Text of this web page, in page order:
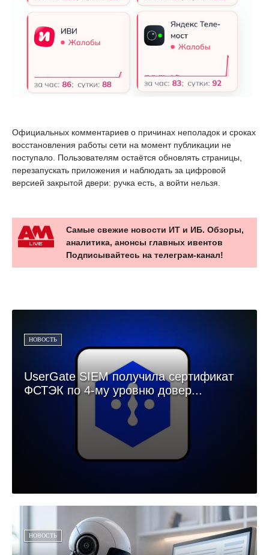
Официальных комментариев о причинах неполадок и сроках
восстановления работы сети на момент публикации не
поступало. Пользователям остаётся обновлять страницы,
перезапускать приложения и наблюдать за цифровой
версией закрытой двери: ручка есть, а войти нельзя.
Самые свежие новости ИТ и ИБ. Обзоры,
аналитика, анонсы главных ивентов
Подписывайтесь на телеграм-канал!
НОВОСТЬ
UserGate SIEM получила сертификат
ФСТЭК по 4-му уровню довер...
НОВОСТЬ